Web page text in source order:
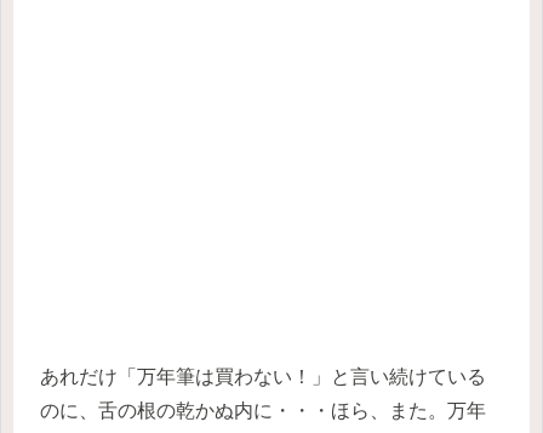
あれだけ「万年筆は買わない！」と言い続けている
のに、舌の根の乾かぬ内に・・・ほら、また。万年